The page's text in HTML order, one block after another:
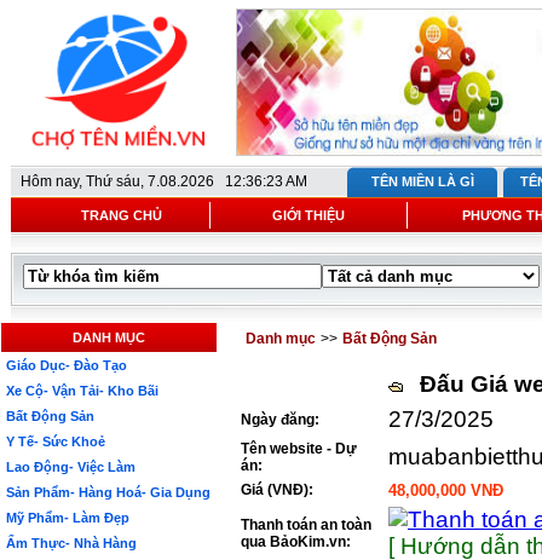
Hôm nay, Thứ sáu, 7.08.2026 12:36:23 AM TÊN MIỀN LÀ GÌ
TRANG CHỦ GIỚI THIỆU PHƯƠNG
DANH MỤC
Giáo Dục- Đào Tạo
Xe Cộ- Vận Tải- Kho Bãi
Bất Động Sản
Y Tế- Sức Khoẻ
Lao Động- Việc Làm
Sản Phẩm- Hàng Hoá- Gia Dụng
Mỹ Phẩm- Làm Đẹp
Ẩm Thực- Nhà Hàng
Danh mục >> Bất Động Sản
Đấu Giá
Ngày đăng: 27/3/2025
Tên website - Dự
án:
Giá (VNĐ): 48,000,000 VNĐ
Thanh toán an toàn
qua BảoKim.vn:
[ Hướng dẫn